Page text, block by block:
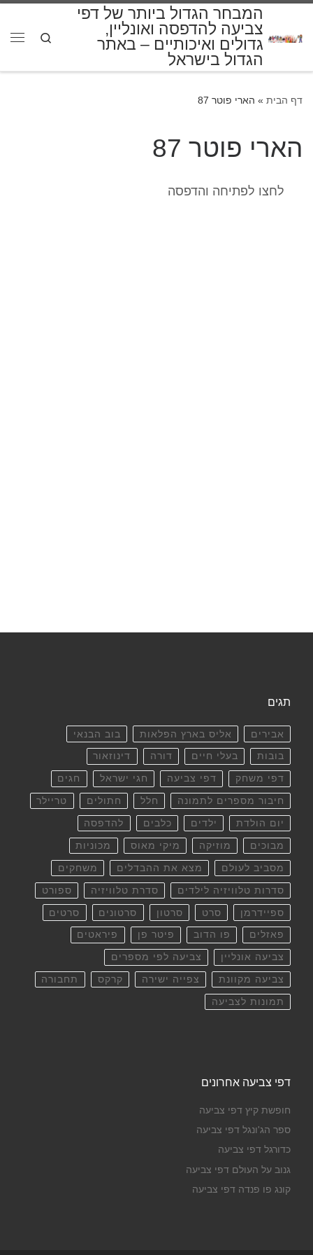
המבחר הגדול ביותר של דפי
צביעה להדפסה ואונליין,
גדולים ואיכותיים – באתר
הגדול בישראל
Search
דף הבית » הארי פוטר 87
הארי פוטר 87
לחצו לפתיחה והדפסה
תגים
אבירים אליס בארץ הפלאות בוב הבנאי
בובות בעלי חיים דורה דינוזאור
דפי משחק דפי צביעה חגי ישראל חגים
חיבור מספרים לתמונה חלל חתולים טריילר
יום הולדת ילדים כלבים להדפסה
מבוכים מוזיקה מיקי מאוס מכוניות
מסביב לעולם מצא את ההבדלים משחקים
סדרות טלוויזיה לילדים סדרת טלוויזיה ספורט
ספיידרמן סרט סרטון סרטונים סרטים
פאזלים פו הדוב פיטר פן פיראטים
צביעה אונליין צביעה לפי מספרים
צביעה מקוונת צפייה ישירה קרקס תחבורה
תמונות לצביעה
דפי צביעה אחרונים
חופשת קיץ דפי צביעה
ספר הג'ונגל דפי צביעה
כדורגל דפי צביעה
גנוב על העולם דפי צביעה
קונג פו פנדה דפי צביעה